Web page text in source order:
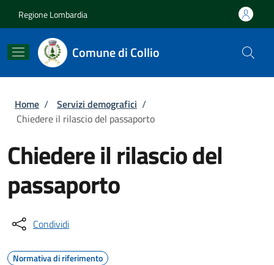
Regione Lombardia
Comune di Collio
Briciole di pane
Home / Servizi demografici /
Chiedere il rilascio del passaporto
Chiedere il rilascio del
passaporto
Condividi
Normativa di riferimento